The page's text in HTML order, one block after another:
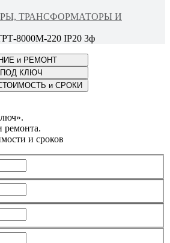
ТРАНСФОРМАТОРЫ И
8000М-220 IP20 3ф
ремонта.
и сроков